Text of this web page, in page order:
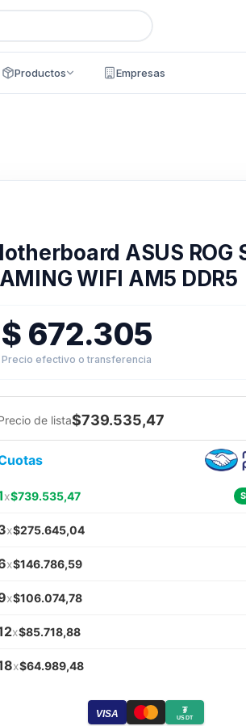
Productos Empresas
ASUS ROG
WIFI AM5 DDR5
$ 672.305
Precio efectivo o transferencia
de lista$739.535,47
x$739.535,47
x$275.645,04
x$146.786,59
x$106.074,78
x$85.718,88
x$64.989,48
VISA ₮
USDT